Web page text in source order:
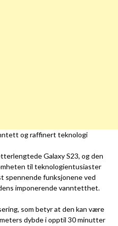
og raffinert teknologi
Galaxy S23, og den
til teknologientusiaster
spennende funksjonene ved
imponerende vanntetthet.
som betyr at den kan være
dybde i opptil 30 minutter